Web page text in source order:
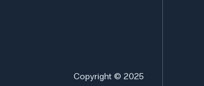
Copyright © 2025